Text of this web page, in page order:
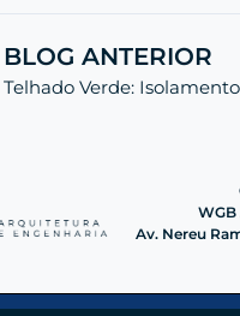
BLOG ANTERIOR
WGB
Av. Nereu